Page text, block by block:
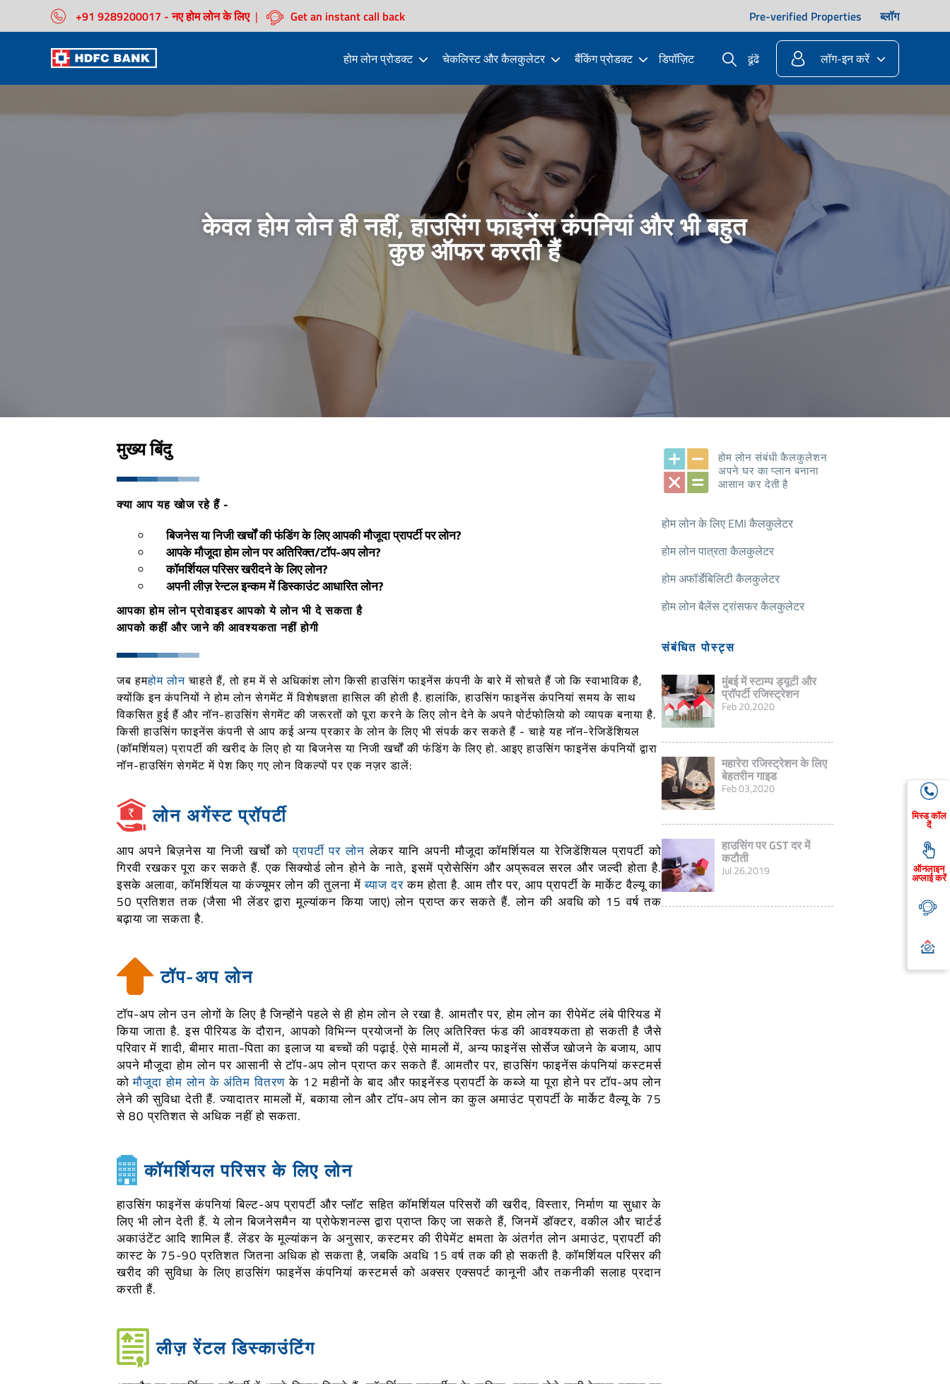
+91 9289200017 - नए होम लोन के लिए| Get an instant call back Pre-verified Properties ब्लॉग
होम लोन प्रोडक्ट चेकलिस्ट और कैलकुलेटर बैंकिंग प्रोडक्ट डिपॉज़िट ढूंढें लॉग-इन करें
केवल होम लोन ही नहीं, हाउसिंग फाइनेंस कंपनियां और भी बहुत
कुछ ऑफर करती हैं
मुख्य बिंदु
क्या आप यह खोज रहे हैं -
बिजनेस या निजी खर्चों की फंडिंग के लिए आपकी मौजूदा प्रापर्टी पर लोन?
आपके मौजूदा होम लोन पर अतिरिक्त/टॉप-अप लोन?
कॉमर्शियल परिसर खरीदने के लिए लोन?
अपनी लीज़ रेन्टल इन्कम में डिस्काउंट आधारित लोन?
आपका होम लोन प्रोवाइडर आपको ये लोन भी दे सकता है
आपको कहीं और जाने की आवश्यकता नहीं होगी
जब हमहोम लोनचाहते हैं, तो हम में से अधिकांश लोग किसी हाउसिंग फाइनेंस कंपनी के बारे में सोचते हैं जो कि स्वाभाविक है,
क्योंकि इन कंपनियों ने होम लोन सेगमेंट में विशेषज्ञता हासिल की होती है. हालांकि, हाउसिंग फाइनेंस कंपनियां समय के साथ
विकसित हुई हैं और नॉन-हाउसिंग सेगमेंट की जरूरतों को पूरा करने के लिए लोन देने के अपने पोर्टफोलियो को व्यापक बनाया है.
किसी हाउसिंग फाइनेंस कंपनी से आप कई अन्य प्रकार के लोन के लिए भी संपर्क कर सकते हैं - चाहे यह नॉन-रेजिडेंशियल
(कॉमर्शियल) प्रापर्टी की खरीद के लिए हो या बिजनेस या निजी खर्चों की फंडिंग के लिए हो. आइए हाउसिंग फाइनेंस कंपनियों द्वारा
नॉन-हाउसिंग सेगमेंट में पेश किए गए लोन विकल्पों पर एक नज़र डालें:
लोन अगेंस्ट प्रॉपर्टी
आप अपने बिज़नेस या निजी खर्चों कोप्रापर्टी पर लोन लेकर यानि अपनी मौजूदा कॉमर्शियल या रेजिडेंशियल प्रापर्टी को
गिरवी रखकर पूरा कर सकते हैं. एक सिक्योर्ड लोन होने के नाते, इसमें प्रोसेसिंग और अप्रूवल सरल और जल्दी होता है.
इसके अलावा, कॉमर्शियल या कंज्यूमर लोन की तुलना मेंब्याज दरकम होता है. आम तौर पर, आप प्रापर्टी के मार्केट वैल्यू का
50 प्रतिशत तक (जैसा भी लेंडर द्वारा मूल्यांकन किया जाए) लोन प्राप्त कर सकते हैं. लोन की अवधि को 15 वर्ष तक
बढ़ाया जा सकता है.
टॉप-अप लोन
टॉप-अप लोन उन लोगों के लिए है जिन्होंने पहले से ही होम लोन ले रखा है. आमतौर पर, होम लोन का रीपेमेंट लंबे पीरियड में
किया जाता है. इस पीरियड के दौरान, आपको विभिन्न प्रयोजनों के लिए अतिरिक्त फंड की आवश्यकता हो सकती है जैसे
परिवार में शादी, बीमार माता-पिता का इलाज या बच्चों की पढ़ाई. ऐसे मामलों में, अन्य फाइनेंस सोर्सेज खोजने के बजाय, आप
अपने मौजूदा होम लोन पर आसानी से टॉप-अप लोन प्राप्त कर सकते हैं. आमतौर पर, हाउसिंग फाइनेंस कंपनियां कस्टमर्स
कोमौजूदा होम लोन के अंतिम वितरणके 12 महीनों के बाद और फाइनेंस्ड प्रापर्टी के कब्जे या पूरा होने पर टॉप-अप लोन
लेने की सुविधा देती हैं. ज्यादातर मामलों में, बकाया लोन और टॉप-अप लोन का कुल अमाउंट प्रापर्टी के मार्केट वैल्यू के 75
से 80 प्रतिशत से अधिक नहीं हो सकता.
कॉमर्शियल परिसर के लिए लोन
हाउसिंग फाइनेंस कंपनियां बिल्ट-अप प्रापर्टी और प्लॉट सहित कॉमर्शियल परिसरों की खरीद, विस्तार, निर्माण या सुधार के
लिए भी लोन देती हैं. ये लोन बिजनेसमैन या प्रोफेशनल्स द्वारा प्राप्त किए जा सकते हैं, जिनमें डॉक्टर, वकील और चार्टर्ड
अकाउंटेंट आदि शामिल हैं. लेंडर के मूल्यांकन के अनुसार, कस्टमर की रीपेमेंट क्षमता के अंतर्गत लोन अमाउंट, प्रापर्टी की
कास्ट के 75-90 प्रतिशत जितना अधिक हो सकता है, जबकि अवधि 15 वर्ष तक की हो सकती है. कॉमर्शियल परिसर की
खरीद की सुविधा के लिए हाउसिंग फाइनेंस कंपनियां कस्टमर्स को अक्सर एक्सपर्ट कानूनी और तकनीकी सलाह प्रदान
करती हैं.
लीज़ रेंटल डिस्काउंटिंग
होम लोन संबंधी कैलकुलेशन
अपने घर का प्लान बनाना
आसान कर देती है
होम लोन के लिए EMI कैलकुलेटर
होम लोन पात्रता कैलकुलेटर
होम अफॉर्डेबिलिटी कैलकुलेटर
होम लोन बैलेंस ट्रांसफर कैलकुलेटर
संबंधित पोस्ट्स
मुंबई में स्टाम्प ड्यूटी और
प्रॉपर्टी रजिस्ट्रेशन
Feb 20,2020
महारेरा रजिस्ट्रेशन के लिए
बेहतरीन गाइड
Feb 03,2020
हाउसिंग पर GST दर में
कटौती
Jul 26,2019
मिस्ड कॉल
दें
ऑनलाइन
अप्लाई करें